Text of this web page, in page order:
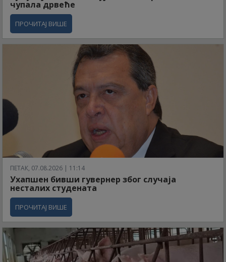
чупала дрвеће
ПРОЧИТАЈ ВИШЕ
ПЕТАК, 07.08.2026 | 11:14
Ухапшен бивши гувернер због случаја
несталих студената
ПРОЧИТАЈ ВИШЕ